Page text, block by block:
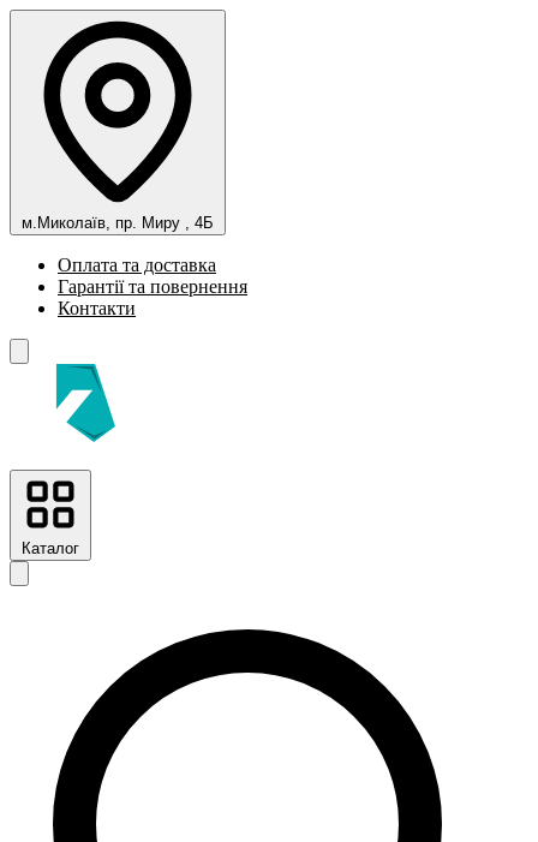
м.Миколаїв, пр. Миру , 4Б
Оплата та доставка
Гарантії та повернення
Контакти
Каталог